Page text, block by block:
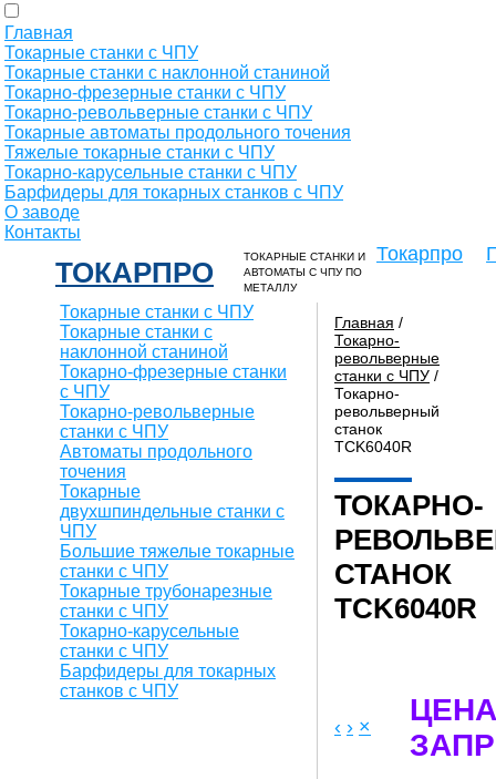
Главная
Токарные станки с ЧПУ
Токарные станки с наклонной станиной
Токарно-фрезерные станки с ЧПУ
Токарно-револьверные станки с ЧПУ
Токарные автоматы продольного точения
Тяжелые токарные станки с ЧПУ
Токарно-карусельные станки с ЧПУ
Барфидеры для токарных станков с ЧПУ
О заводе
Контакты
ТОКАРПРО
ТОКАРНЫЕ СТАНКИ И
АВТОМАТЫ С ЧПУ ПО
МЕТАЛЛУ
Токарпро
Токарные станки с ЧПУ
Токарные станки с
наклонной станиной
Токарно-фрезерные станки
с ЧПУ
Токарно-револьверные
станки с ЧПУ
Автоматы продольного
точения
Токарные
двухшпиндельные станки с
ЧПУ
Большие тяжелые токарные
станки с ЧПУ
Токарные трубонарезные
станки с ЧПУ
Токарно-карусельные
станки с ЧПУ
Барфидеры для токарных
станков с ЧПУ
Главная /
Токарно-
револьверные
станки с ЧПУ /
Токарно-
револьверный
станок
TCK6040R
ТОКАРНО-
СТАНОК
TCK6040R
‹ › ×